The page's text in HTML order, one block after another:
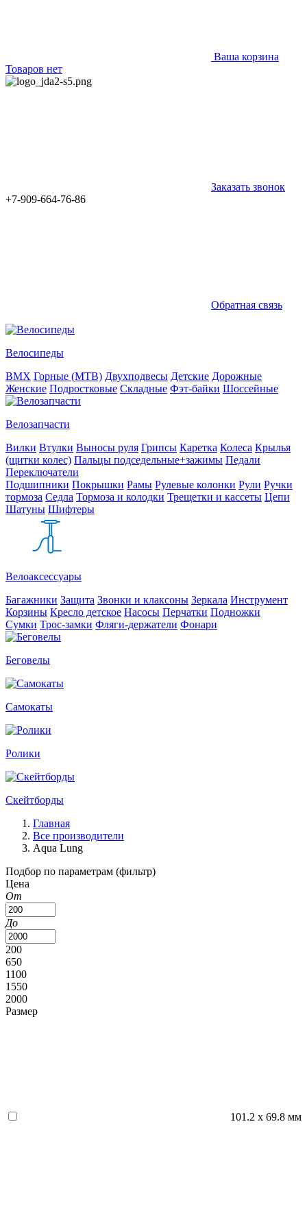
Ваша корзина
Товаров нет
Заказать звонок
+7-909-664-76-86
Обратная связь
Велосипеды
BMX Горные (MTB) Двухподвесы Детские Дорожные
Женские Подростковые Складные Фэт-байки Шоссейные
Велозапчасти
Вилки Втулки Выносы руля Грипсы Каретка Колеса Крылья
(щитки колес) Пальцы подседельные+зажимы Педали
Переключатели
Подшипники Покрышки Рамы Рулевые колонки Рули Ручки
тормоза Седла Тормоза и колодки Трещетки и кассеты Цепи
Шатуны Шифтеры
Велоаксессуары
Багажники Защита Звонки и клаксоны Зеркала Инструмент
Корзины Кресло детское Насосы Перчатки Подножки
Сумки Трос-замки Фляги-держатели Фонари
Беговелы
Самокаты
Ролики
Скейтборды
Главная
Все производители
Aqua Lung
Подбор по параметрам (фильтр)
Цена
От
До
200
650
1100
1550
2000
Размер
101.2 х 69.8 мм